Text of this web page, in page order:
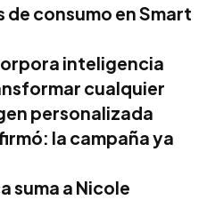
de consumo en Smart
inteligencia
cualquier
personalizada
la campaña ya
suma a Nicole